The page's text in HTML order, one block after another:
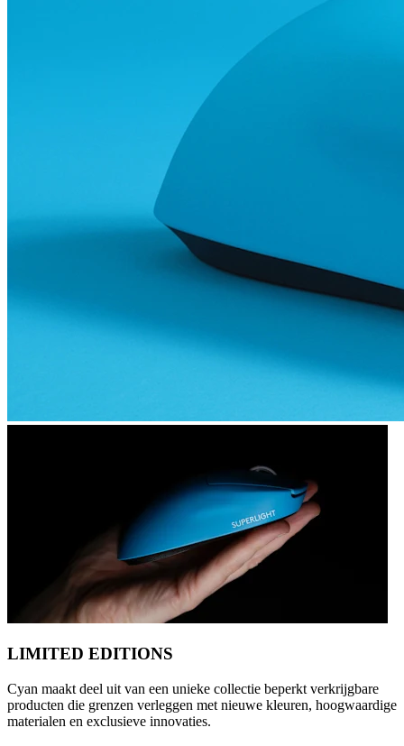
LIMITED EDITIONS
Cyan maakt deel uit van een unieke collectie beperkt verkrijgbare
producten die grenzen verleggen met nieuwe kleuren, hoogwaardige
materialen en exclusieve innovaties.